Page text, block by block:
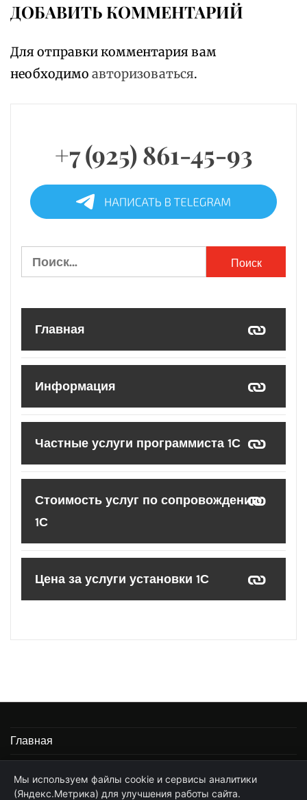
ДОБАВИТЬ КОММЕНТАРИЙ
Для отправки комментария вам
необходимо авторизоваться.
+7 (925) 861-45-93
Найти:
Главная
Информация
Частные услуги программиста 1С
Стоимость услуг по сопровождению
1С
Цена за услуги установки 1С
Главная
Частные услуги программиста 1С
Мы используем файлы cookie и сервисы аналитики
(Яндекс.Метрика) для улучшения работы сайта.